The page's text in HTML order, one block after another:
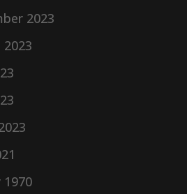
2023
1970